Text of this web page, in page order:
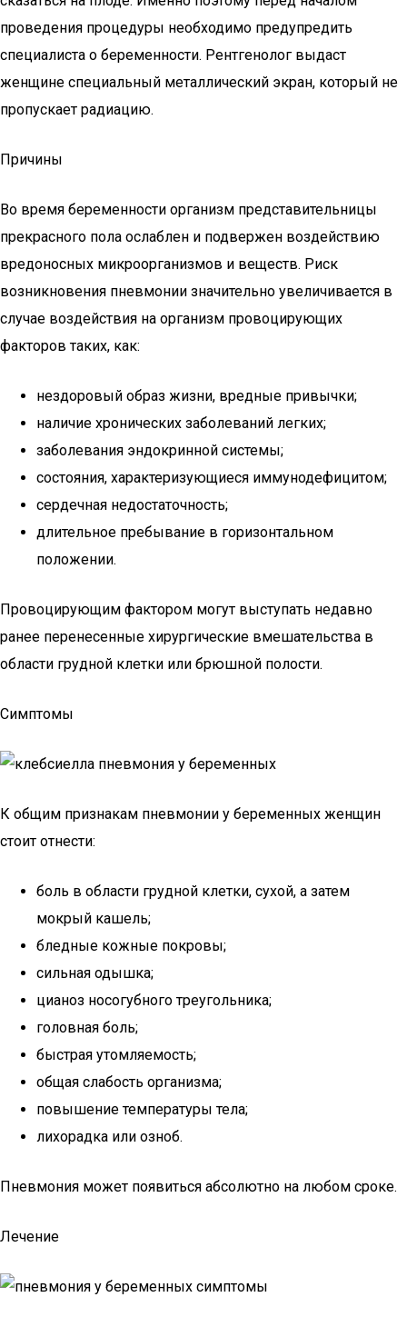
проведения процедуры необходимо предупредить
специалиста о беременности. Рентгенолог выдаст
женщине специальный металлический экран, который не
пропускает радиацию.
Причины
Во время беременности организм представительницы
прекрасного пола ослаблен и подвержен воздействию
вредоносных микроорганизмов и веществ. Риск
возникновения пневмонии значительно увеличивается в
случае воздействия на организм провоцирующих
факторов таких, как:
нездоровый образ жизни, вредные привычки;
наличие хронических заболеваний легких;
заболевания эндокринной системы;
состояния, характеризующиеся иммунодефицитом;
сердечная недостаточность;
длительное пребывание в горизонтальном
положении.
Провоцирующим фактором могут выступать недавно
ранее перенесенные хирургические вмешательства в
области грудной клетки или брюшной полости.
Симптомы
К общим признакам пневмонии у беременных женщин
стоит отнести:
боль в области грудной клетки, сухой, а затем
мокрый кашель;
бледные кожные покровы;
сильная одышка;
цианоз носогубного треугольника;
головная боль;
быстрая утомляемость;
общая слабость организма;
повышение температуры тела;
лихорадка или озноб.
Пневмония может появиться абсолютно на любом сроке.
Лечение